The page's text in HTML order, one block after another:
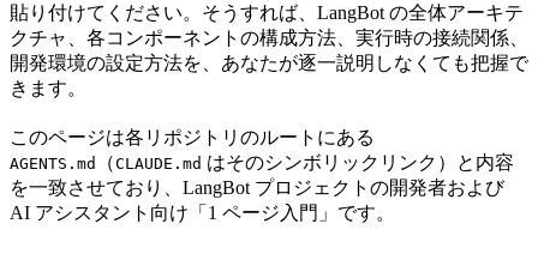
貼り付けてください。そうすれば、LangBot の全体アーキテ
クチャ、各コンポーネントの構成方法、実行時の接続関係、
開発環境の設定方法を、あなたが逐一説明しなくても把握で
きます。
このページは各リポジトリのルートにある
AGENTS.md （CLAUDE.md はそのシンボリックリンク）と内容
を一致させており、LangBot プロジェクトの開発者および
AI アシスタント向け「1 ページ入門」です。